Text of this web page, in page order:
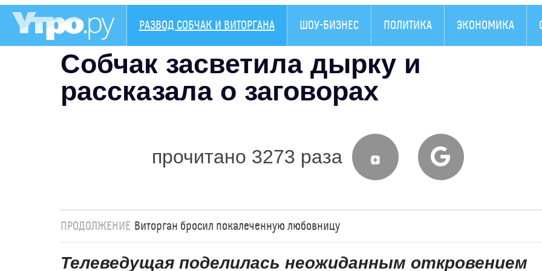
РАЗВОД СОБЧАК И ВИТОРГАНА ШОУ-БИЗНЕС ПОЛИТИКА ЭКОНОМИКА
Собчак засветила дырку и
рассказала о заговорах
прочитано 3273 раза
ПРОДОЛЖЕНИЕ Виторган бросил покалеченную любовницу
Телеведущая поделилась неожиданным откровением